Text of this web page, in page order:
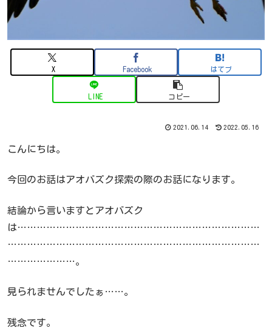
X Facebook はてブ
LINE コピー
2021.06.14 2022.05.16
こんにちは。
今回のお話はアオバズク探索の際のお話になります。
結論から言いますとアオバズク
は…………………………………………………………………
……………………………………………………………………
…………………。
見られませんでしたぁ……。
残念です。